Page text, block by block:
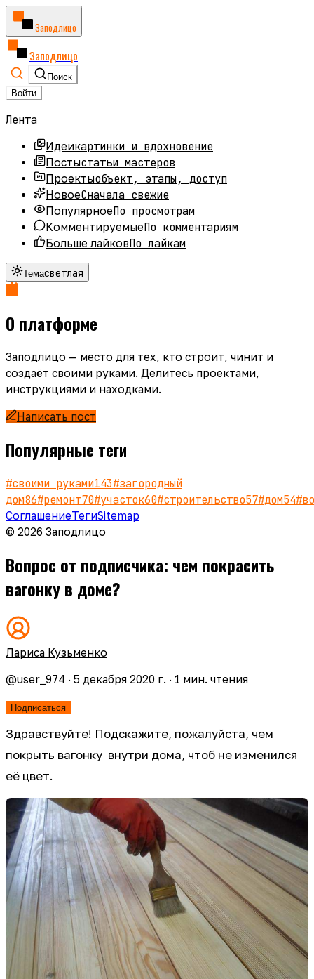
Заподлицо
Заподлицо
Поиск
Войти
Лента
Идеикартинки и вдохновение
Постыстатьи мастеров
Проектыобъект, этапы, доступ
НовоеСначала свежие
ПопулярноеПо просмотрам
КомментируемыеПо комментариям
Больше лайковПо лайкам
Темасветлая
О платформе
Заподлицо — место для тех, кто строит, чинит и
создаёт своими руками. Делитесь проектами,
инструкциями и находками.
Написать пост
Популярные теги
#своими руками143#загородный
дом86#ремонт70#участок60#строительство57#дом54#
СоглашениеТегиSitemap
© 2026 Заподлицо
Вопрос от подписчика: чем покрасить
вагонку в доме?
Лариса Кузьменко
@user_974 · 5 декабря 2020 г. · 1 мин. чтения
Подписаться
Здравствуйте! Подскажите, пожалуйста, чем
покрыть вагонку внутри дома, чтоб не изменился
её цвет.